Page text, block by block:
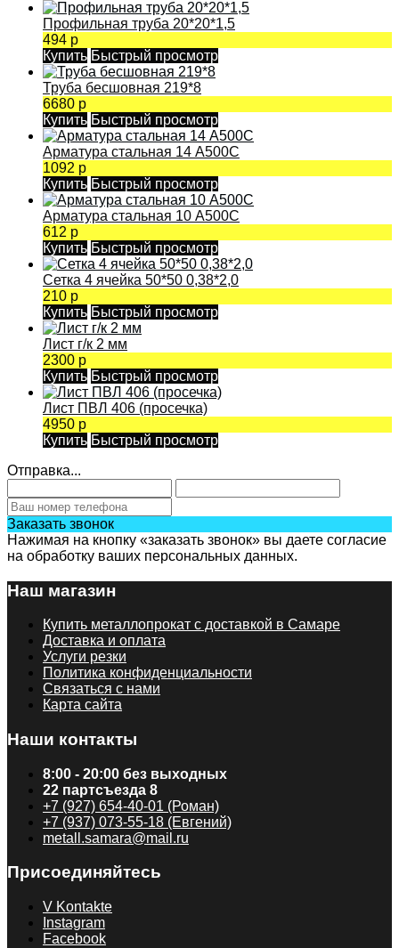
Профильная труба 20*20*1,5
494 р
Купить Быстрый просмотр
Труба бесшовная 219*8
6680 р
Купить Быстрый просмотр
Арматура стальная 14 А500С
1092 р
Купить Быстрый просмотр
Арматура стальная 10 А500С
612 р
Купить Быстрый просмотр
Сетка 4 ячейка 50*50 0,38*2,0
210 р
Купить Быстрый просмотр
Лист г/к 2 мм
2300 р
Купить Быстрый просмотр
Лист ПВЛ 406 (просечка)
4950 р
Купить Быстрый просмотр
Отправка...
Заказать звонок
Нажимая на кнопку «заказать звонок» вы даете согласие
на обработку ваших персональных данных.
Наш магазин
Купить металлопрокат с доставкой в Самаре
Доставка и оплата
Услуги резки
Политика конфиденциальности
Связаться с нами
Карта сайта
Наши контакты
8:00 - 20:00 без выходных
22 партсъезда 8
+7 (927) 654-40-01 (Роман)
+7 (937) 073-55-18 (Евгений)
metall.samara@mail.ru
Присоединяйтесь
V Kontakte
Instagram
Facebook